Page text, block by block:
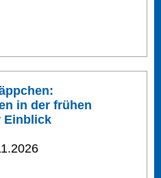
in der frühen
Einblick